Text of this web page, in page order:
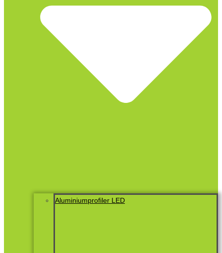
Aluminiumprofiler LED